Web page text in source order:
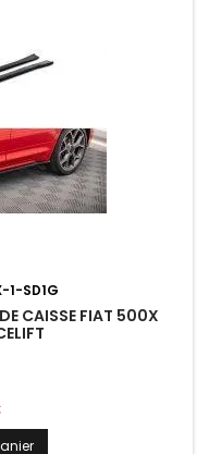
1-SD1G
CAISSE FIAT 500X